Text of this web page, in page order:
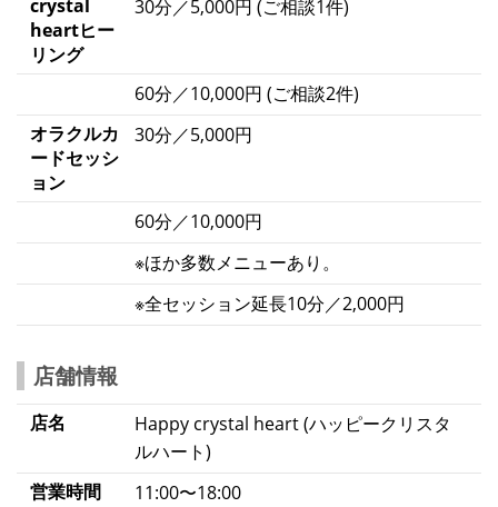
crystal
heartヒー
リング
30分／5,000円 (ご相談1件)
60分／10,000円 (ご相談2件)
オラクルカ
ードセッシ
ョン
30分／5,000円
60分／10,000円
※ほか多数メニューあり。
※全セッション延長10分／2,000円
店舗情報
店名
Happy crystal heart (ハッピークリスタ
ルハート)
営業時間
11:00〜18:00